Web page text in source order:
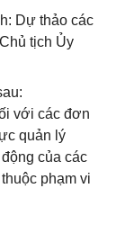
Dự thảo các
tịch Ủy
với các đơn
quản lý
của các
phạm vi